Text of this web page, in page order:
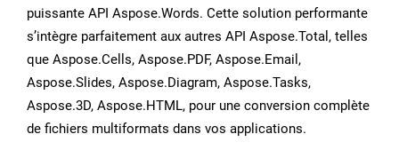
puissante API Aspose.Words. Cette solution performante
s’intègre parfaitement aux autres API Aspose.Total, telles
que Aspose.Cells, Aspose.PDF, Aspose.Email,
Aspose.Slides, Aspose.Diagram, Aspose.Tasks,
Aspose.3D, Aspose.HTML, pour une conversion complète
de fichiers multiformats dans vos applications.